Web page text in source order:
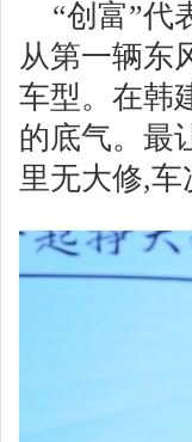
“创富”代
从第一辆东
车型。在韩
的底气。最
里无大修,车